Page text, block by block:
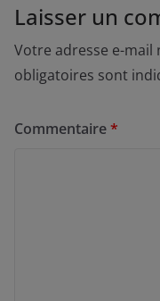
Laisser un
Votre adresse e-mail
obligatoires sont
Commentaire*